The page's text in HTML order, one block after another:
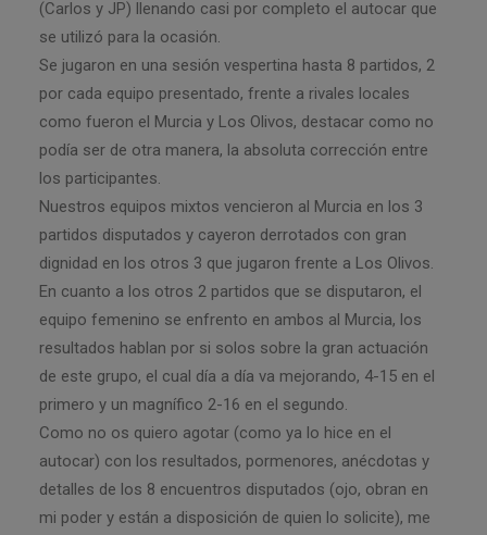
(Carlos y JP) llenando casi por completo el autocar que
se utilizó para la ocasión.
Se jugaron en una sesión vespertina hasta 8 partidos, 2
por cada equipo presentado, frente a rivales locales
como fueron el Murcia y Los Olivos, destacar como no
podía ser de otra manera, la absoluta corrección entre
los participantes.
Nuestros equipos mixtos vencieron al Murcia en los 3
partidos disputados y cayeron derrotados con gran
dignidad en los otros 3 que jugaron frente a Los Olivos.
En cuanto a los otros 2 partidos que se disputaron, el
equipo femenino se enfrento en ambos al Murcia, los
resultados hablan por si solos sobre la gran actuación
de este grupo, el cual día a día va mejorando, 4-15 en el
primero y un magnífico 2-16 en el segundo.
Como no os quiero agotar (como ya lo hice en el
autocar) con los resultados, pormenores, anécdotas y
detalles de los 8 encuentros disputados (ojo, obran en
mi poder y están a disposición de quien lo solicite), me